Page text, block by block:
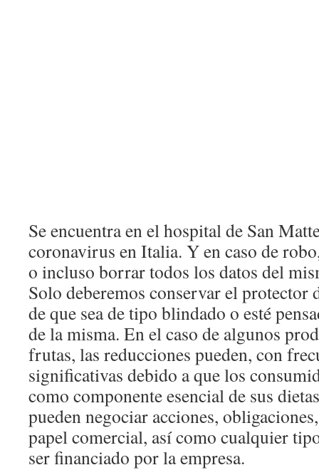
Se encuentra en el hospital de San
coronavirus en Italia. Y en caso de
o incluso borrar todos los datos del
Solo deberemos conservar el protector
de que sea de tipo blindado o esté
de la misma. En el caso de algunos
frutas, las reducciones pueden, con
significativas debido a que los
como componente esencial de sus
pueden negociar acciones,
papel comercial, así como cualquier
ser financiado por la empresa.